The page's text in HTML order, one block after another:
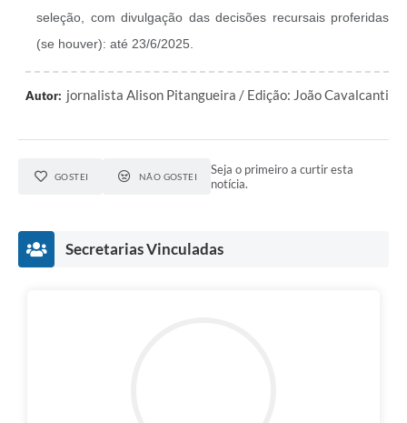
seleção, com divulgação das decisões recursais proferidas
(se houver): até 23/6/2025.
Autor: jornalista Alison Pitangueira / Edição: João Cavalcanti
GOSTEI NÃO GOSTEI
Seja o primeiro a curtir esta
notícia.
Secretarias Vinculadas